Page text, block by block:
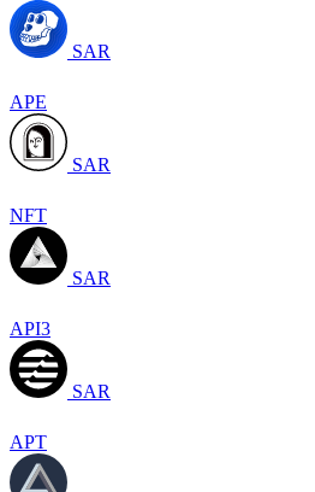
SAR
APE
SAR
NFT
SAR
API3
SAR
APT